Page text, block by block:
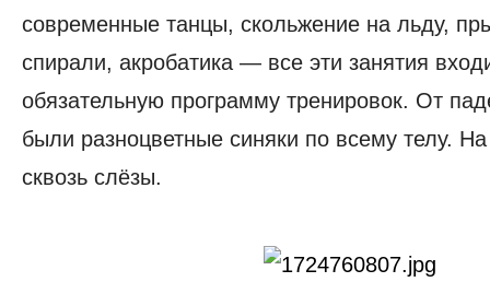
современные танцы, скольжение на льду,
спирали, акробатика — все эти занятия
обязательную программу тренировок. От
были разноцветные синяки по всему телу.
сквозь слёзы.